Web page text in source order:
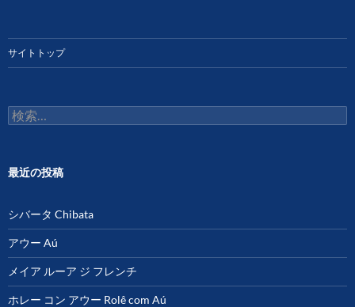
サイトトップ
検
索:
最近の投稿
シバータ Chibata
アウー Aú
メイア ルーア ジ フレンチ
ホレー コン アウー Rolê com Aú